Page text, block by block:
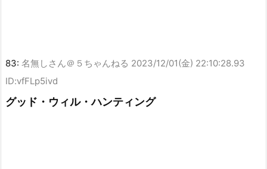
83: 名無しさん＠５ちゃんねる 2023/12/01(金) 22:10:28.93
ID:vfFLp5ivd
グッド・ウィル・ハンティング